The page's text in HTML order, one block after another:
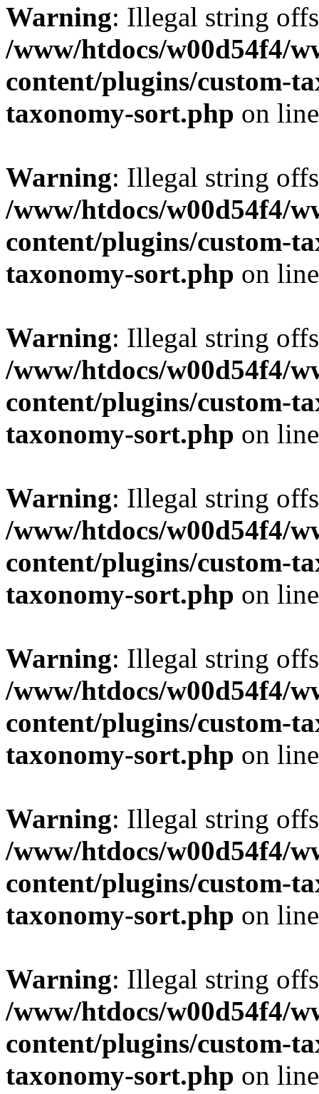
Warning: Illegal string
/www/htdocs/w00d54f4/
content/plugins/custom-
taxonomy-sort.php on
Warning: Illegal string
/www/htdocs/w00d54f4/
content/plugins/custom-
taxonomy-sort.php on
Warning: Illegal string
/www/htdocs/w00d54f4/
content/plugins/custom-
taxonomy-sort.php on
Warning: Illegal string
/www/htdocs/w00d54f4/
content/plugins/custom-
taxonomy-sort.php on
Warning: Illegal string
/www/htdocs/w00d54f4/
content/plugins/custom-
taxonomy-sort.php on
Warning: Illegal string
/www/htdocs/w00d54f4/
content/plugins/custom-
taxonomy-sort.php on
Warning: Illegal string
/www/htdocs/w00d54f4/
content/plugins/custom-
taxonomy-sort.php on